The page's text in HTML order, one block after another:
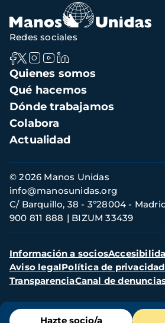
Menú
Hazte socio/a
Navegación
principal
Quienes somos
Qué hacemos
Dónde trabajamos
Colabora
Actualidad
Redes sociales
Información
de
contacto
© 2026 Manos Unidas
C/ Barquillo, 38 - 3º28004 -
900 811 888
BIZUM 33439
info@manosunidas.org
Menú
secundario
Información a socios
Aviso legalPolítica de privacidad
TransparenciaCanal de